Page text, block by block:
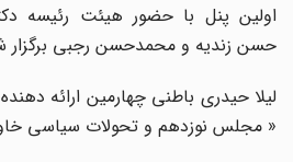
اولین پنل با حضور هیئت رئیسه دکتر
حسن زندیه و محمدحسن رجبی برگزار
لیلا حیدری باطنی چهارمین ارائه دهنده
« مجلس نوزدهم و تحولات سیاسی